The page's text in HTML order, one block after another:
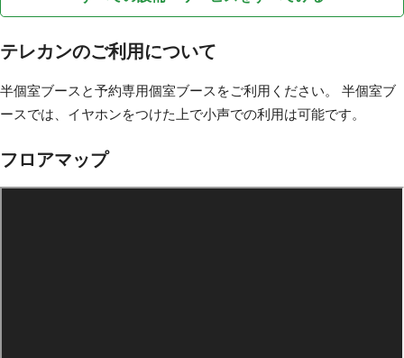
テレカンのご利用について
半個室ブースと予約専用個室ブースをご利用ください。 半個室ブ
ースでは、イヤホンをつけた上で小声での利用は可能です。
フロアマップ